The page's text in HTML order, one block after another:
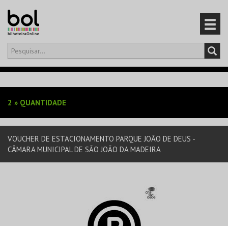
Olá,iniciar sessão
EVENTOS
CARTÕES
2 » QUANTIDADE
VOUCHER DE ESTACIONAMENTO PARQUE JOÃO DE DEUS -
CÂMARA MUNICIPAL DE SÃO JOÃO DA MADEIRA